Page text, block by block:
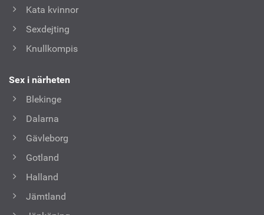
Kata kvinnor
Sexdejting
Knullkompis
Sex i närheten
Blekinge
Dalarna
Gävleborg
Gotland
Halland
Jämtland